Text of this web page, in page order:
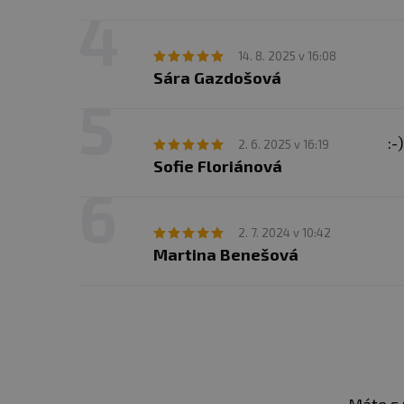
14. 8. 2025 v 16:08
Sára Gazdošová
2. 6. 2025 v 16:19
Sofie Floriánová
:-
2. 7. 2024 v 10:42
Martina Benešová